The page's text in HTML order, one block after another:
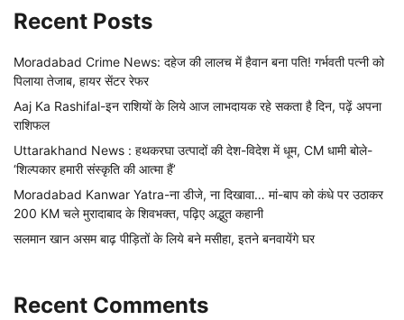
Recent Posts
Moradabad Crime News: दहेज की लालच में हैवान बना पति! गर्भवती पत्नी को
पिलाया तेजाब, हायर सेंटर रेफर
Aaj Ka Rashifal-इन राशियों के लिये आज लाभदायक रहे सकता है दिन, पढ़ें अपना
राशिफल
Uttarakhand News : हथकरघा उत्पादों की देश-विदेश में धूम, CM धामी बोले-
‘शिल्पकार हमारी संस्कृति की आत्मा हैं’
Moradabad Kanwar Yatra-ना डीजे, ना दिखावा… मां-बाप को कंधे पर उठाकर
200 KM चले मुरादाबाद के शिवभक्त, पढ़िए अद्भुत कहानी
सलमान खान असम बाढ़ पीड़ितों के लिये बने मसीहा, इतने बनवायेंगे घर
Recent Comments